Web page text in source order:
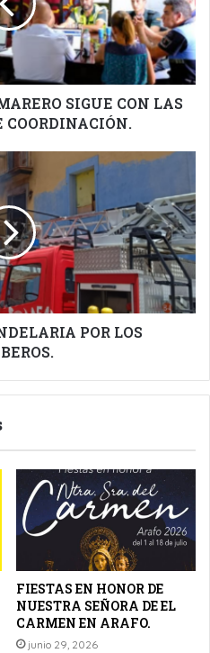
SIGUE CON LAS
COORDINACIÓN.
POR LOS
FIESTAS EN HONOR DE
NUESTRA SEÑORA DE EL
CARMEN EN ARAFO.
junio 29, 2026